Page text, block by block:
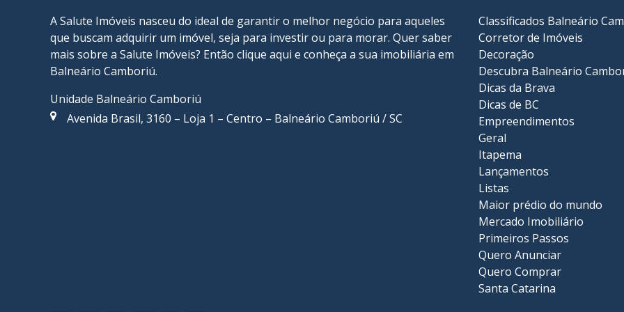
A Salute Imóveis nasceu do ideal de garantir o melhor negócio para aqueles
que buscam adquirir um imóvel, seja para investir ou para morar. Quer saber
mais sobre a Salute Imóveis? Então clique aqui e conheça a sua imobiliária em
Balneário Camboriú.
Unidade Balneário Camboriú
Avenida Brasil, 3160 – Loja 1 – Centro – Balneário Camboriú / SC
Classificados Balneário
Corretor de Imóveis
Decoração
Descubra Balneário
Dicas da Brava
Dicas de BC
Empreendimentos
Geral
Itapema
Lançamentos
Listas
Maior prédio do mundo
Mercado Imobiliário
Primeiros Passos
Quero Anunciar
Quero Comprar
Santa Catarina